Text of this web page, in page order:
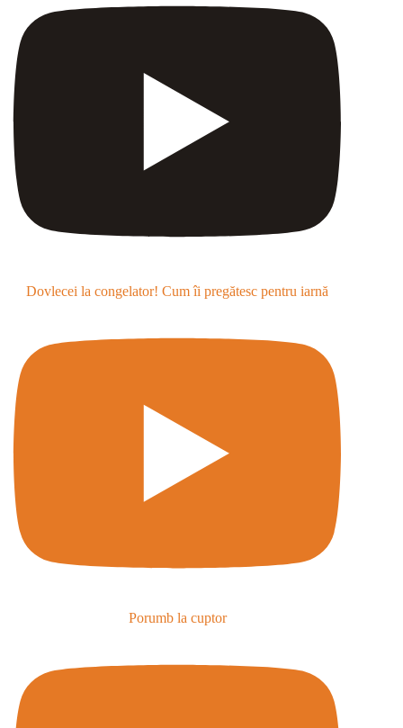
Dovlecei la congelator! Cum îi pregătesc pentru iarnă
Porumb la cuptor